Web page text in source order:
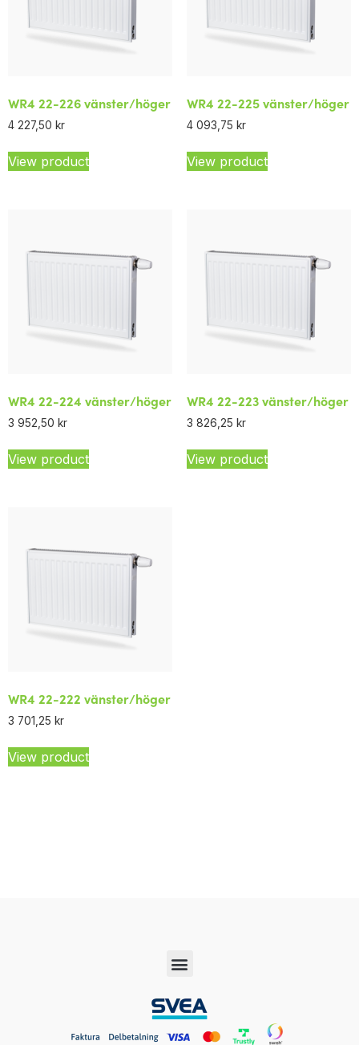
WR4 22-226 vänster/höger
4 227,50 kr
View product
WR4 22-225 vänster/höger
4 093,75 kr
View product
WR4 22-224 vänster/höger
3 952,50 kr
View product
WR4 22-223 vänster/höger
3 826,25 kr
View product
WR4 22-222 vänster/höger
3 701,25 kr
View product